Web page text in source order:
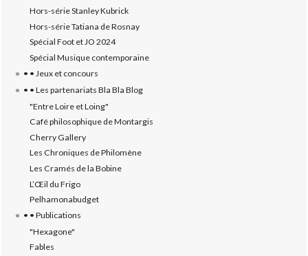
Hors-série Stanley Kubrick
Hors-série Tatiana de Rosnay
Spécial Foot et JO 2024
Spécial Musique contemporaine
• • Jeux et concours
• • Les partenariats Bla Bla Blog
"Entre Loire et Loing"
Café philosophique de Montargis
Cherry Gallery
Les Chroniques de Philomène
Les Cramés de la Bobine
L’‎Œil du Frigo
Pelhamonabudget
• • Publications
"Hexagone"
Fables